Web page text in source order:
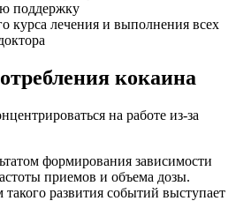
поддержку
курса лечения и выполнения всех
кокаина
формирования зависимости
приемов и объема дозы.
развития событий выступает